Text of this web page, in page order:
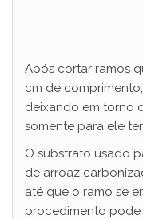
Após cortar ramos
cm de
deixando em torno
somente para ele
O substrato usado
de arroaz
até que o ramo se
procedimento pode